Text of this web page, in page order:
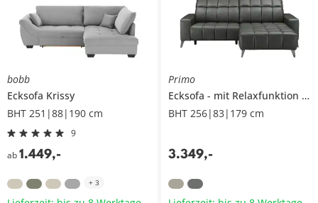
bobb
Ecksofa Krissy
BHT 251|88|190 cm
9
ab1.449,-
+ 3
Primo
Ecksofa
mit Relaxfunktion
BHT 256|83|179 cm
3.349,-